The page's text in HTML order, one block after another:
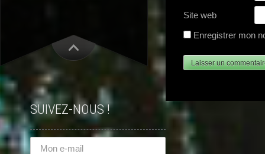
Site web
Enregistrer mon
SUIVEZ-NOUS !